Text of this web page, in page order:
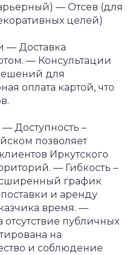
— Отсев (для
целей)
— Доставка
— Консультации
для
оплата картой, что
— Доступность –
позволяет
Иркутского
— Гибкость –
график
и аренду
время. —
публичных
на
и соблюдение